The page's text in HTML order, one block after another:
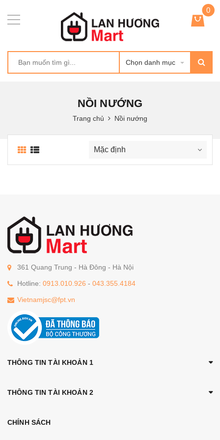
Chọn danh mục
0
NỒI NƯỚNG
Trang chủ Nồi nướng
361 Quang Trung - Hà Đông - Hà Nội
Hotline: 0913.010.926 - 043.355.4184
Vietnamjsc@fpt.vn
THÔNG TIN TÀI KHOẢN 1
THÔNG TIN TÀI KHOẢN 2
CHÍNH SÁCH